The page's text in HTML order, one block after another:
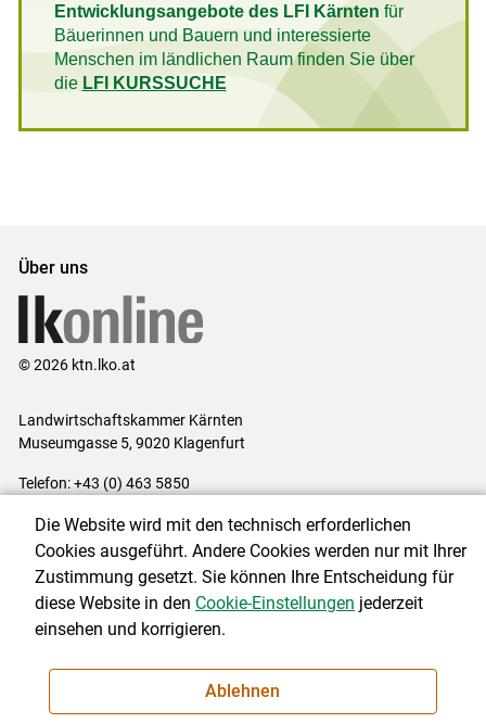
Entwicklungsangebote des LFI Kärnten für
Bäuerinnen und Bauern und interessierte
Menschen im ländlichen Raum finden Sie über
die LFI KURSSUCHE
Über uns
© 2026 ktn.lko.at
Landwirtschaftskammer Kärnten
Museumgasse 5, 9020 Klagenfurt
Telefon: +43 (0) 463 5850
Impressum|Kontakt|Datenschutzerklärung|Barrierefreiheit|
Cookie-Einstellungen
NEWSLETTER
Die Website wird mit den technisch erforderlichen
Cookies ausgeführt. Andere Cookies werden nur mit Ihrer
Zustimmung gesetzt. Sie können Ihre Entscheidung für
diese Website in den Cookie-Einstellungen jederzeit
einsehen und korrigieren.
Ablehnen